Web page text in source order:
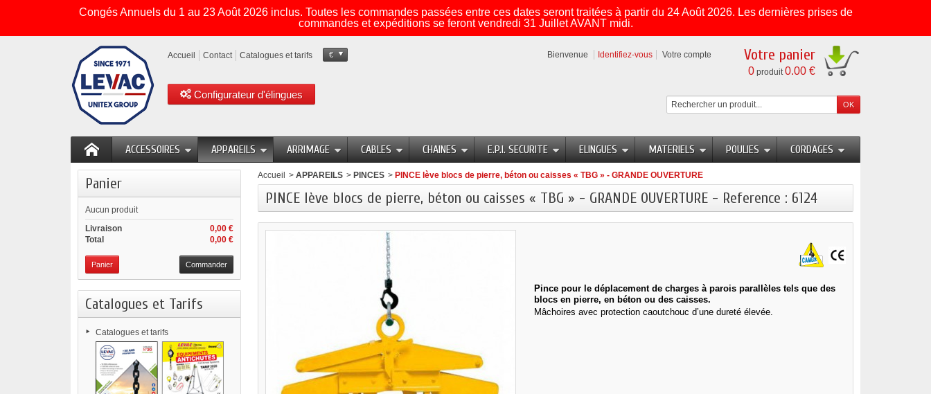
Congés Annuels du 1 au 23 Août 2026 inclus. Toutes les commandes passées entre ces dates seront traitées à partir du 24 Août 2026. Les dernières prises de
commandes et expéditions se feront vendredi 31 Juillet AVANT midi.
Accueil Contact Catalogues et tarifs
Configurateur d'élingues
€ Bienvenue Identifiez-vous Votre compte Votre panier
0 produit0.00 €
ACCESSOIRES APPAREILS ARRIMAGE CABLES CHAINES E.P.I. SECURITE ELINGUES MATERIELS POULIES CORDAGES
Panier
Aucun produit
0,00 €
Livraison
0,00 €
Total
Panier Commander
Catalogues et Tarifs
Catalogues et tarifs
Accueil > APPAREILS > PINCES > PINCE lève blocs de pierre, béton ou caisses « TBG » - GRANDE OUVERTURE
PINCE lève blocs de pierre, béton ou caisses « TBG » - GRANDE OUVERTURE - Reference : 6124
Pince pour le déplacement de charges à parois parallèles tels que des
blocs en pierre, en béton ou des caisses.
Mâchoires avec protection caoutchouc d’une dureté élevée.